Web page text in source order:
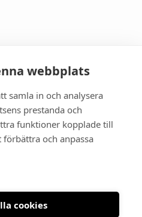
webbplats
samla in och analysera
prestanda och
funktioner kopplade till
och anpassa
cookies